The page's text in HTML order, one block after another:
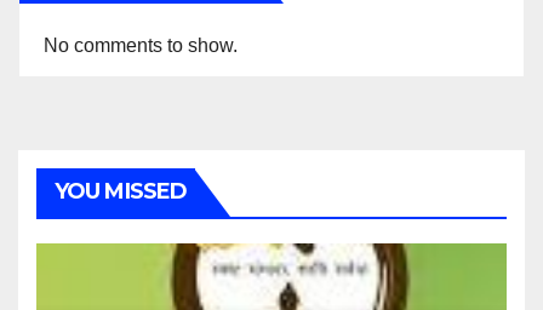
No comments to show.
YOU MISSED